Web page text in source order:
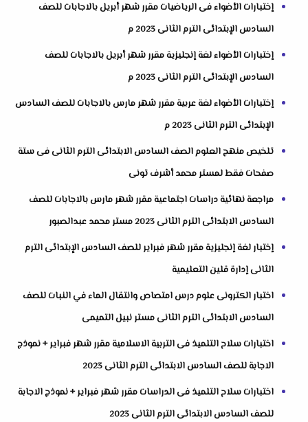
إختبارات الأضواء فى الرياضيات مقرر شهر أبريل بالاجابات للصف
السادس الإبتدائى الترم الثانى 2023 م
إختبارات الأضواء لغة إنجليزية مقرر شهر أبريل بالاجابات للصف
السادس الإبتدائى الترم الثانى 2023 م
إختبارات الأضواء لغة عربية مقرر شهر مارس بالاجابات للصف السادس
الإبتدائى الترم الثانى 2023 م
تلخيص منهج العلوم الصف السادس الابتدائى الترم الثانى فى ستة
صفحات فقط لمستر محمد أشرف تونى
مراجعة نهائية دراسات اجتماعية مقرر شهر مارس بالاجابات للصف
السادس الابتدائى الترم الثانى 2023 مستر محمد عبدالصبور
إختبار لغة إنجليزية مقرر شهر فبراير للصف السادس الإبتدائى الترم
الثانى إدارة قلين التعليمية
اختبار الكترونى علوم درس امتصاص وانتقال الماء في النبات للصف
السادس الابتدائى الترم الثانى مستر نبيل التميمى
اختبارات سلاح التلميذ فى التربية الاسلامية مقرر شهر فبراير + نموذج
الاجابة للصف السادس الابتدائى الترم الثانى 2023
اختبارات سلاح التلميذ فى الدراسات مقرر شهر فبراير + نموذج الاجابة
للصف السادس الابتدائى الترم الثانى 2023